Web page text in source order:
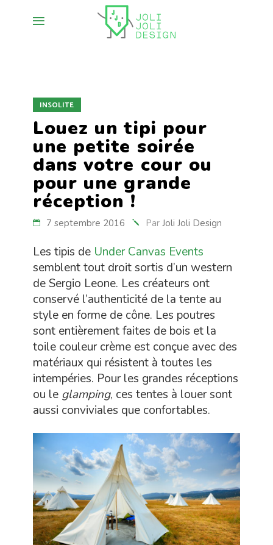
INSOLITE
Louez un tipi pour
une petite soirée
dans votre cour ou
pour une grande
réception !
7 septembre 2016 Par Joli Joli Design
Les tipis de Under Canvas Events
semblent tout droit sortis d’un western
de Sergio Leone. Les créateurs ont
conservé l’authenticité de la tente au
style en forme de cône. Les poutres
sont entièrement faites de bois et la
toile couleur crème est conçue avec des
matériaux qui résistent à toutes les
intempéries. Pour les grandes réceptions
ou le glamping, ces tentes à louer sont
aussi conviviales que confortables.